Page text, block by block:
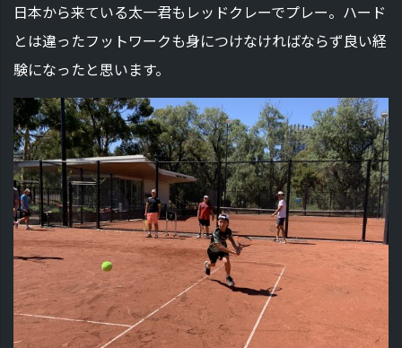
日本から来ている太一君もレッドクレーでプレー。ハード
とは違ったフットワークも身につけなければならず良い経
験になったと思います。